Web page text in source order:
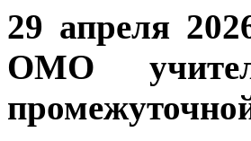
29 апреля
ОМО